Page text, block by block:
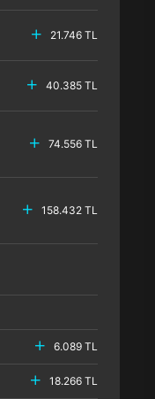
21.746 TL
40.385 TL
74.556 TL
158.432 TL
6.089 TL
18.266 TL